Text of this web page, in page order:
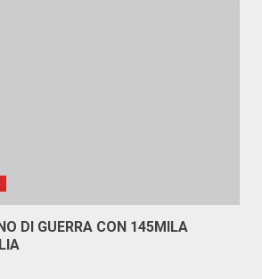
DI GUERRA CON 145MILA